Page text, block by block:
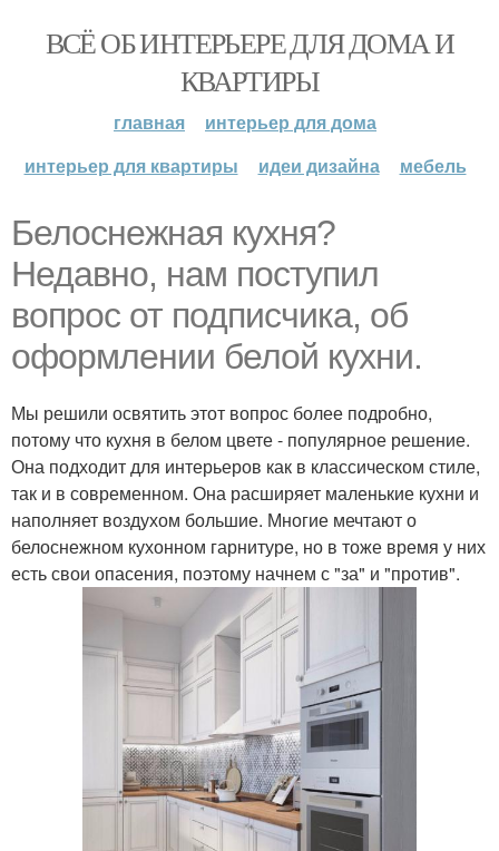
ВСЁ ОБ ИНТЕРЬЕРЕ ДЛЯ ДОМА И
КВАРТИРЫ
главная
интерьер для дома
интерьер для квартиры
идеи дизайна мебель
Белоснежная кухня?
Недавно, нам поступил
вопрос от подписчика, об
оформлении белой кухни.
Мы решили освятить этот вопрос более подробно,
потому что кухня в белом цвете - популярное решение.
Она подходит для интерьеров как в классическом стиле,
так и в современном. Она расширяет маленькие кухни и
наполняет воздухом большие. Многие мечтают о
белоснежном кухонном гарнитуре, но в тоже время у них
есть свои опасения, поэтому начнем с "за" и "против".